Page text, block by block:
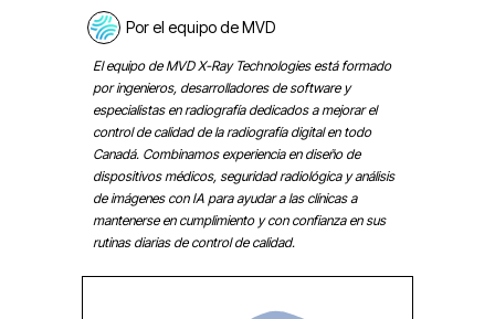
Por el equipo de MVD
El equipo de MVD X-Ray Technologies está formado
por ingenieros, desarrolladores de software y
especialistas en radiografía dedicados a mejorar el
control de calidad de la radiografía digital en todo
Canadá. Combinamos experiencia en diseño de
dispositivos médicos, seguridad radiológica y análisis
de imágenes con IA para ayudar a las clínicas a
mantenerse en cumplimiento y con confianza en sus
rutinas diarias de control de calidad.